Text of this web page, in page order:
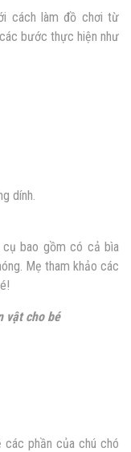
cách làm đồ chơi từ
bước thực hiện như
dính.
bao gồm có cả bìa
Mẹ tham khảo các
vật cho bé
phần của chú chó